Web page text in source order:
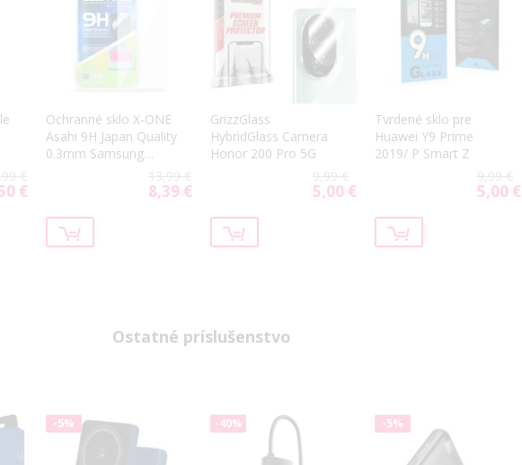
€
€
Ochranné sklo X-ONE
Asahi 9H Japan Quality
0.3mm Samsung
A356/A55 5G A556
13,99 €
Special
8,39 €
GrizzGlass
HybridGlass Camera
Honor 200 Pro 5G
9,99 €
Special
5,00 €
Tvrdené sklo pre
Huawei Y9 Prime
2019/ P Smart Z
9,99 €
Special
5,00 €
Ostatné príslušenstvo
-5% -40% -5%